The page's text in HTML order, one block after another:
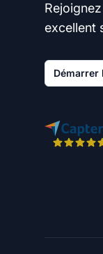
excellent